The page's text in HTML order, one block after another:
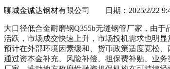
聊城金诚达钢材有限公司 日期：2025/2/22
大口径低合金耐磨钢Q355b无缝钢管厂家，由
活跃，市场成交快速上升，市场投机需求也明
预计在外部环境因素缓和、货币政策适度宽松
通过资本金补充、风险补偿、担保费补贴、业